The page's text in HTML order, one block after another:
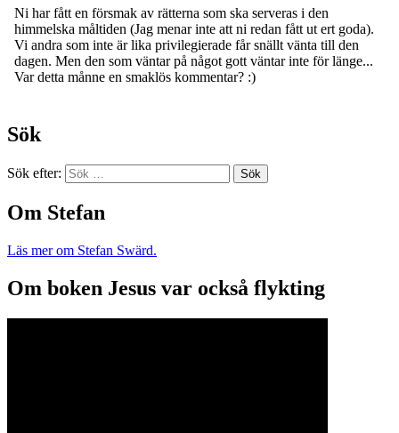
Sök
Sök efter:
Om Stefan
Läs mer om Stefan Swärd.
Om boken Jesus var också flykting